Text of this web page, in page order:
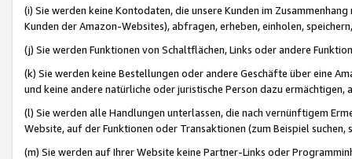
(i) Sie werden keine Kontodaten, die unsere Kunden im
Kunden der Amazon-Websites), abfragen, erheben, einholen,
(j) Sie werden Funktionen von Schaltflächen, Links oder andere
(k) Sie werden keine Bestellungen oder andere Geschäfte über eine
und keine andere natürliche oder juristische Person dazu
(l) Sie werden alle Handlungen unterlassen, die nach vernünftigem
Website, auf der Funktionen oder Transaktionen (zum Beispiel
(m) Sie werden auf Ihrer Website keine Partner-Links oder